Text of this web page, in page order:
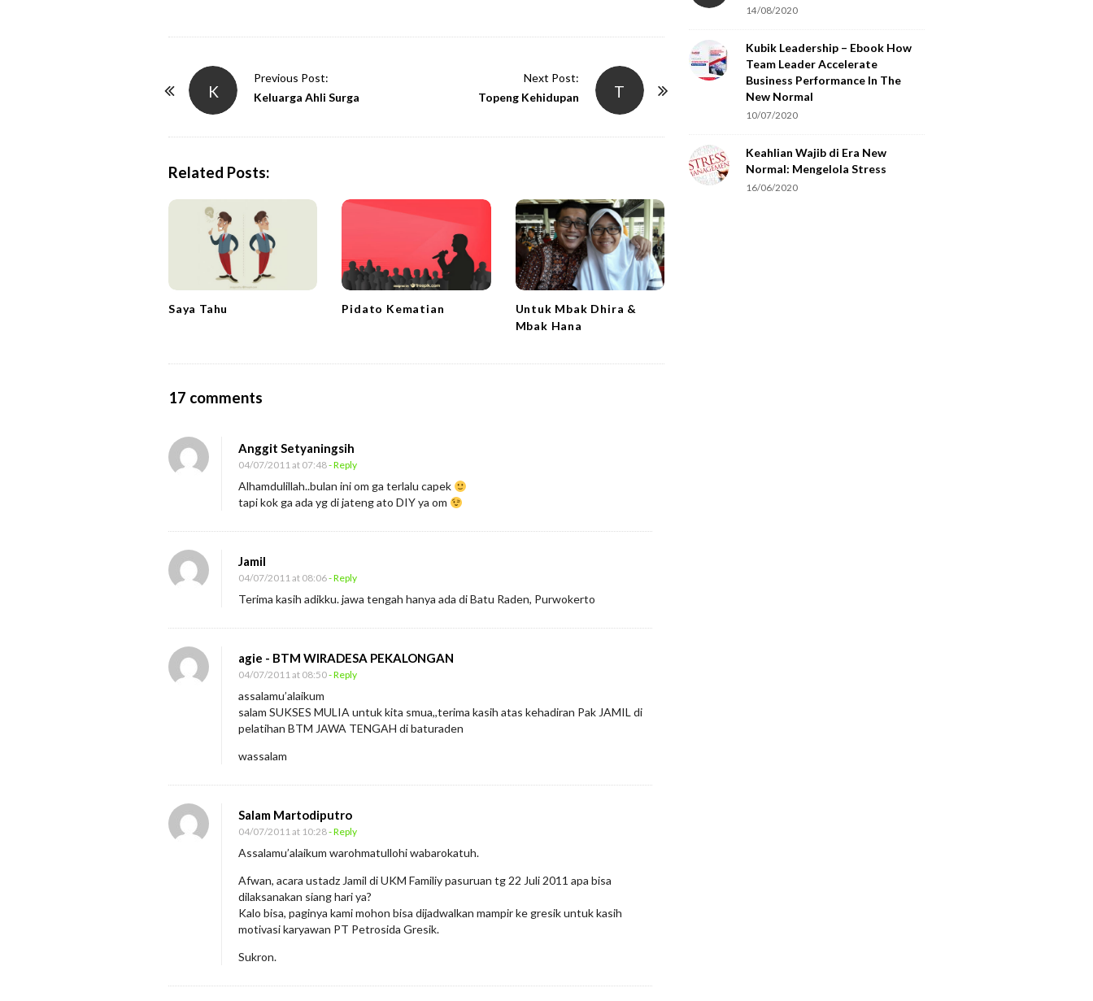
K
Previous Post:
Keluarga Ahli Surga
T
Next Post:
Topeng Kehidupan
Related Posts:
Saya Tahu Pidato Kematian
Untuk Mbak Dhira &
Mbak Hana
17 comments
a
d
w
a
S
e
n
a
r
d
r
a
i
n
i
n
A
Anggit Setyaningsih
04/07/2011 at 07:48- Reply
Alhamdulillah..bulan ini om ga terlalu capek
tapi kok ga ada yg di jateng ato DIY ya om
Jamil
04/07/2011 at 08:06- Reply
Terima kasih adikku. jawa tengah hanya ada di Batu Raden, Purwokerto
agie - BTM WIRADESA PEKALONGAN
04/07/2011 at 08:50- Reply
assalamu’alaikum
salam SUKSES MULIA untuk kita smua,,terima kasih atas kehadiran Pak JAMIL di
pelatihan BTM JAWA TENGAH di baturaden
wassalam
Salam Martodiputro
04/07/2011 at 10:28- Reply
Assalamu’alaikum warohmatullohi wabarokatuh.
Afwan, acara ustadz Jamil di UKM Familiy pasuruan tg 22 Juli 2011 apa bisa
dilaksanakan siang hari ya?
Kalo bisa, paginya kami mohon bisa dijadwalkan mampir ke gresik untuk kasih
motivasi karyawan PT Petrosida Gresik.
Sukron.
14/08/2020
Kubik Leadership – Ebook How
Team Leader Accelerate
Business Performance In The
New Normal
10/07/2020
Keahlian Wajib di Era New
Normal: Mengelola Stress
16/06/2020